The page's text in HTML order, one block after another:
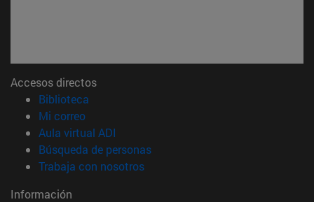
Accesos directos
Biblioteca
Mi correo(abre en nueva ventana)
Aula virtual ADI
Búsqueda de personas(abre en nueva ventana)
Trabaja con nosotros(abre en nueva ventana)
Información